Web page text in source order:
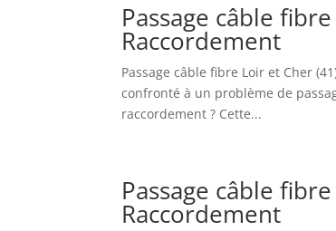
Passage câble
Raccordement
Passage câble fibre Loir et Cher
confronté à un problème de
raccordement ? Cette...
Passage câble
Raccordement